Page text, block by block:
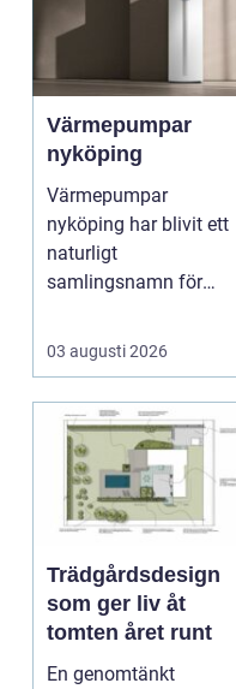
Värmepumpar
nyköping
Värmepumpar
nyköping har blivit ett
naturligt
samlingsnamn för
kombinera lägre ene...
03 augusti 2026
Trädgårdsdesign
som ger liv åt
tomten året runt
En genomtänkt